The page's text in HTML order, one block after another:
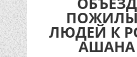
ЛЮДЕЙ К
АШАНА